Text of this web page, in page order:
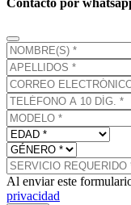
Al enviar este
privacidad